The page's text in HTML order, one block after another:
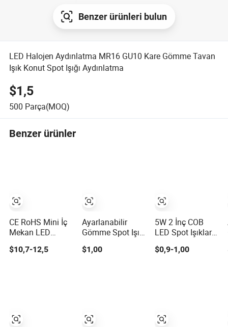
Benzer ürünleri bulun
LED Halojen Aydınlatma MR16 GU10 Kare Gömme Tavan
Işık Konut Spot Işığı Aydınlatma
$1,5
500 Parça(MOQ)
Benzer ürünler
CE RoHS Mini İç
Mekan LED
Aydınlatma Spot
Işığı Şık Takı ve
$10,7-12,5
Ayarlanabilir
Gömme Spot Işığı
Gömme
Telekopik Spot
$1,00
5W 2 İnç COB
LED Spot Işıkları
3000-6000K
AC185-265V
$0,9-1,00